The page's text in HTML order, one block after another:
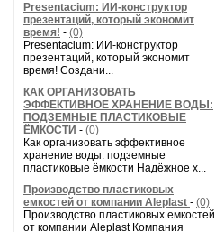
Presentacium: ИИ‑конструктор
презентаций, который экономит
время! - (0)
Presentacium: ИИ‑конструктор
презентаций, который экономит
время! Создани...
КАК ОРГАНИЗОВАТЬ
ЭФФЕКТИВНОЕ ХРАНЕНИЕ ВОДЫ:
ПОДЗЕМНЫЕ ПЛАСТИКОВЫЕ
ЁМКОСТИ - (0)
Как организовать эффективное
хранение воды: подземные
пластиковые ёмкости Надёжное х...
Производство пластиковых
емкостей от компании Aleplast - (0)
Производство пластиковых емкостей
от компании Aleplast Компания